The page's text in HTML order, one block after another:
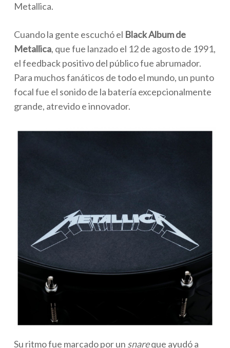
Metallica.
Cuando la gente escuchó el Black Album de
Metallica, que fue lanzado el 12 de agosto de 1991,
el feedback positivo del público fue abrumador.
Para muchos fanáticos de todo el mundo, un punto
focal fue el sonido de la batería excepcionalmente
grande, atrevido e innovador.
Su ritmo fue marcado por un snareque ayudó a